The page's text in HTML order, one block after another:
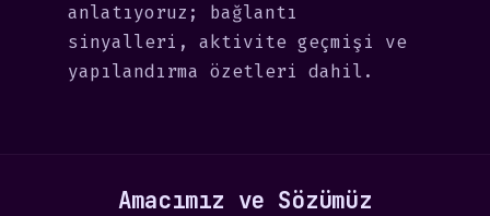
anlatıyoruz; bağlantı
sinyalleri, aktivite geçmişi ve
yapılandırma özetleri dahil.
Amacımız ve Sözümüz